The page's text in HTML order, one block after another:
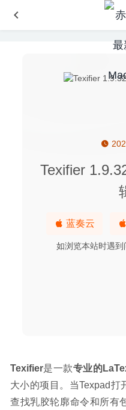
Texifier
蓝奏云
如浏览本站时遇到
Texifier是一款专业的
大小的项目。当Texpad打
查找乳胶轮廓命令和所有
Pixelmator Pro 1.8 中文
Movavi Video Editor
2020-07-02
Iconjar 2.5.0 – 非常方便
RightFont 10.1.1 – 专业
Capture One 20 Pro